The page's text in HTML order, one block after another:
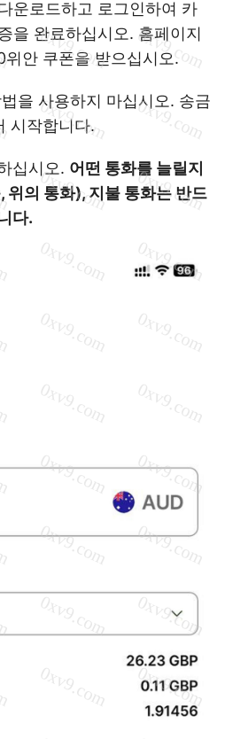
운로드하고 로그인하여 카
을 완료하십시오. 홈페이지
안 쿠폰을 받으십시오.
을 사용하지 마십시오. 송금
시작합니다.
십시오. 어떤 통화를 늘릴지
위의 통화), 지불 통화는 반드
다.